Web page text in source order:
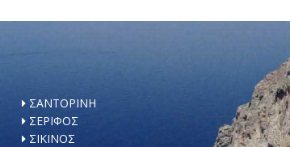
ΣΑΝΤΟΡΙΝΗ
ΣΕΡΙΦΟΣ
ΣΙΚΙΝΟΣ